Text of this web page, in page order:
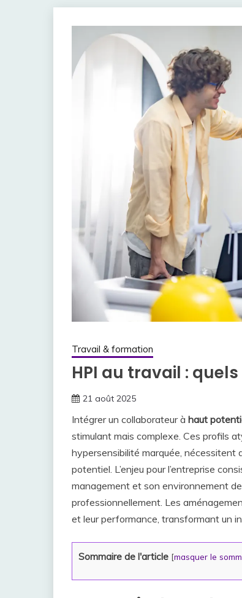
Travail & formation
HPI au travail :
21 août 2025
Intégrer un collaborateur à haut
stimulant mais complexe. Ces profils
hypersensibilité marquée, nécessitent
potentiel. L’enjeu pour l’entreprise
management et son environnement
professionnellement. Les
et leur performance, transformant un
Sommaire de l'article [masquer le